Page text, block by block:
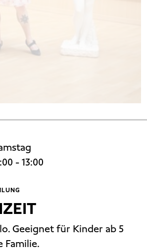
- 13:00
Geeignet für Kinder ab 5
Familie.